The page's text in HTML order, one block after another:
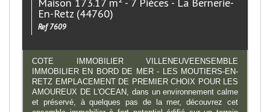
En-Retz (44760)
Ref 7609
COTE IMMOBILIER VILLENEUVEENSEMBLE
IMMOBILIER EN BORD DE MER - LES MOUTIERS-EN-
RETZ EMPLACEMENT DE PREMIER CHOIX POUR LES
AMOUREUX DE L'OCEAN, dans un environnement calme
et préservé, à quelques pas de la mer, découvrez cet